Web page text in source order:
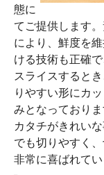
態に
てご提供します
により、鮮度を
ける技術も正確
スライスすると
りやすい形にカ
みとなっておりま
カタチがきれい
でも切りやすく
非常に喜ばれてい